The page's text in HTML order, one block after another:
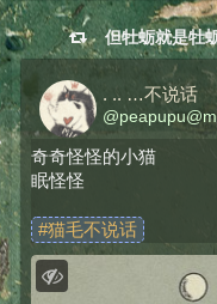
但牡蛎就是牡
. .. …不说话
@
奇奇怪怪的小猫
眠怪怪
#猫毛不说话